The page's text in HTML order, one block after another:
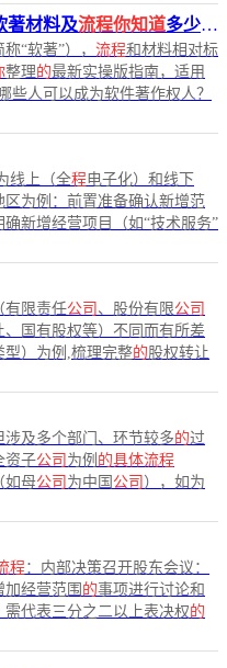
著材料及流程你知道多少？哪些人可以成为软件著作权人？
“软著”）， 流程和材料相对标
整理的最新实操版指南，适用
些人可以成为软件著作权人？
线上（全程电子化）和线下
区为例：前置准备确认新增范
新增经营项目（如“技术服务”
有限责任公司 、股份有限公司
国有股权等）不同而有所差
型）为例,梳理完整的股权转让
及多个部门、环节较多的过
资子公司 为例 的具体流程
如母公司 为中国 公司 ），如为
程：内部决策召开股东会议：
经营范围 的事项进行讨论和
需代表三分之二以上表决权的